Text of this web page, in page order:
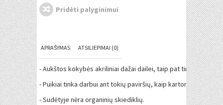
Pridėti palyginimui
APRAŠYMAS ATSILIEPIMAI (0)
- Aukštos kokybės akriliniai dažai dailei, taip pat tinka
- Puikiai tinka darbui ant tokių paviršių, kaip kartonas, drobė,
- Sudėtyje nėra organinių skiediklių.